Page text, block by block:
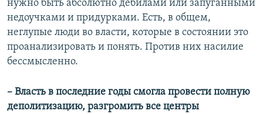
нужно быть абсолютно дебилами или запуганными
недоучками и придурками. Есть, в общем,
неглупые люди во власти, которые в состоянии это
проанализировать и понять. Против них насилие
бессмысленно.
– Власть в последние годы смогла провести полную
деполитизацию, разгромить все центры